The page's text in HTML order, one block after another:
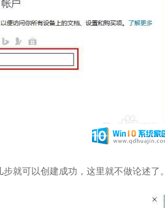
就可以创建成功，这里就不做论述了。